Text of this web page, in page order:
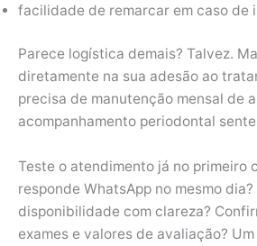
facilidade de remarcar em caso de
Parece logística demais? Talvez.
diretamente na sua adesão ao
precisa de manutenção mensal de
acompanhamento periodontal
Teste o atendimento já no primeiro
responde WhatsApp no mesmo dia?
disponibilidade com clareza?
exames e valores de avaliação?